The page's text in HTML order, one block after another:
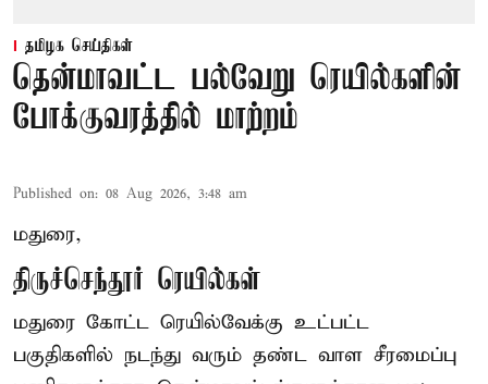
தமிழக செய்திகள்
தென்மாவட்ட பல்வேறு ரெயில்களின்
போக்குவரத்தில் மாற்றம்
Published on: 08 Aug 2026, 3:48 am
மதுரை,
திருச்செந்தூர் ரெயில்கள்
மதுரை கோட்ட ரெயில்வேக்கு உட்பட்ட
பகுதிகளில் நடந்து வரும் தண்ட வாள சீரமைப்பு